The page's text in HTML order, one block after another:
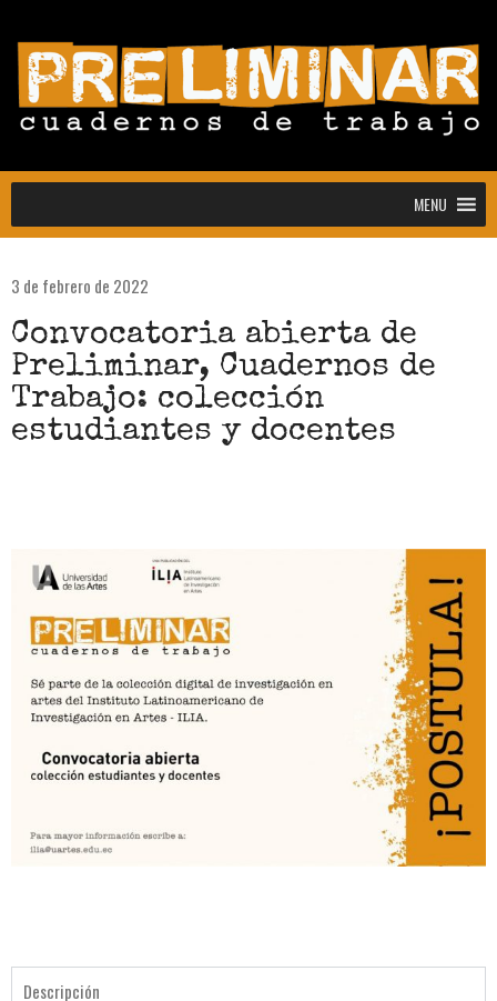
MENU
Convocatoria abierta para la colección
Estudiantes
Convocatoria: Noctografías –
Escrituras para sostener la noche
Convocatoria abierta de Preliminar,
Convocatoria abierta, colección
MENU
3 de febrero de 2022
Convocatoria abierta de
Preliminar, Cuadernos de
Trabajo: colección
estudiantes y docentes
Descripción